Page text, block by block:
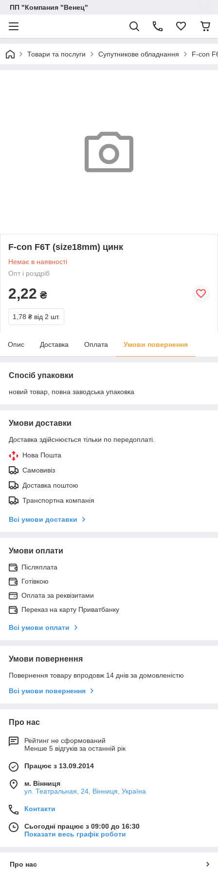
ПП "Компания "Венец"
Товари та послуги Супутникове обладнання F-con
F-con F6T (size18mm) цинк
Немає в наявності
Опт і роздріб
2,22 ₴
1,78 ₴ від 2 шт.
Опис Доставка Оплата Умови повернення
Спосіб упаковки
новий товар, повна заводська упаковка
Умови доставки
Доставка здійснюється тільки по передоплаті.
Нова Пошта
Самовивіз
Доставка поштою
Транспортна компанія
Всі умови доставки
Умови оплати
Післяплата
Готівкою
Оплата за реквізитами
Переказ на карту Приватбанку
Всі умови оплати
Умови повернення
Повернення товару впродовж 14 днів за домовленістю
Всі умови повернення
Про нас
Рейтинг не сформований
Менше 5 відгуків за останній рік
Працює з 13.09.2014
м. Вінниця
ул. Театральная, 24, Вінниця, Україна
Контакти
Сьогодні працює з 09:00 до 16:30
Показати весь графік роботи
Про нас